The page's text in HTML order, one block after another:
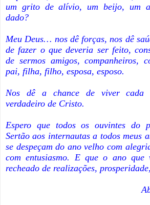
um grito de alívio, um beijo, um
dado?
Meu Deus… nos dê forças, nos dê
de fazer o que deveria ser feito,
de sermos amigos, companheiros,
pai, filha, filho, esposa, esposo.
Nos dê a chance de viver cada
verdadeiro de Cristo.
Espero que todos os ouvintes do
Sertão aos internautas a todos meus
se despeçam do ano velho com
com entusiasmo. E que o ano que
recheado de realizações,